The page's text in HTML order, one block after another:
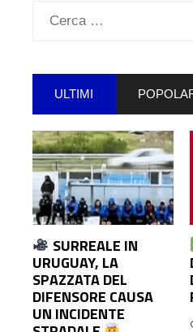
Ricerca
ULTIMI
SURREALE IN
URUGUAY, LA
SPAZZATA DEL
DIFENSORE CAUSA
UN INCIDENTE